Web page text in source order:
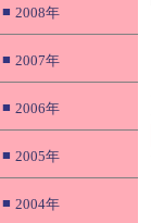
■ 2008年
■ 2007年
■ 2006年
■ 2005年
■ 2004年